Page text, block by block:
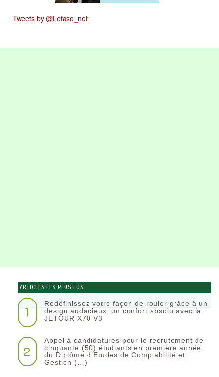
Tweets by @Lefaso_net
ARTICLES LES PLUS LUS
1
Redéfinissez votre façon de rouler grâce à un
design audacieux, un confort absolu avec la
JETOUR X70 V3
2
Appel à candidatures pour le recrutement de
cinquante (50) étudiants en première année
du Diplôme d’Etudes de Comptabilité et
Gestion (…)